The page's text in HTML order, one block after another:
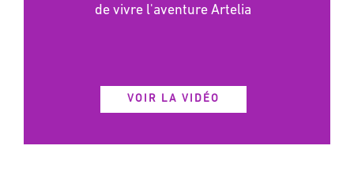
de vivre l'aventure Artelia
VOIR LA VIDÉO